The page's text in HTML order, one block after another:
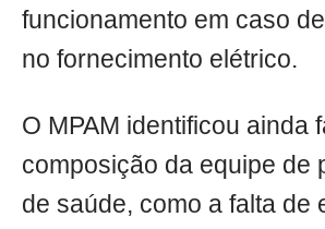
funcionamento em caso
no fornecimento elétrico.
O MPAM identificou ainda
composição da equipe de
de saúde, como a falta de